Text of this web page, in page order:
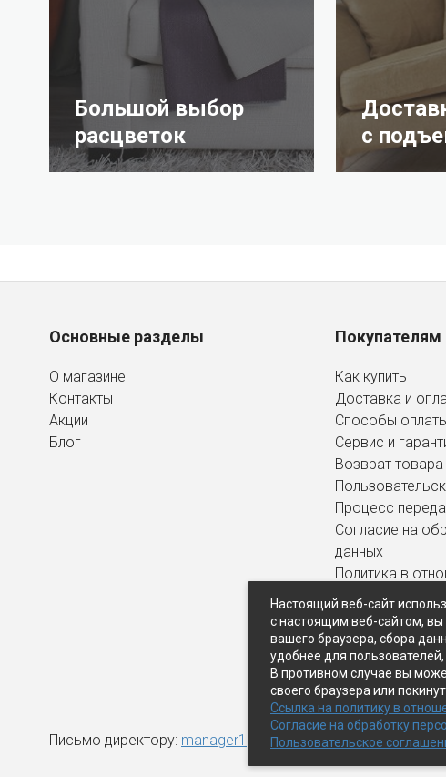
Большой выбор
расцветок
с
Основные разделы
О магазине
Контакты
Акции
Блог
Покупателям
Как купить
Доставка и
Способы
Сервис и
Возврат товара
Процесс
Согласие на
данных
Политика в
персональных
Письмо директору: manager1@expopk.ru
Настоящий веб-сайт
с настоящим веб-сайтом, вы
вашего браузера, сбора
удобнее для
В противном случае вы
своего браузера или
Ссылка на политику в
Согласие на обработку
Пользовательское